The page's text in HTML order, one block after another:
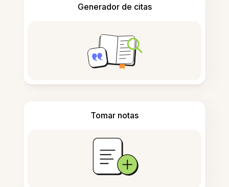
Generador de citas
Tomar notas